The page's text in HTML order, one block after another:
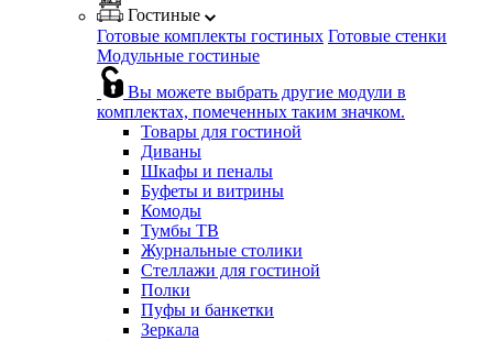
Гостиные
Готовые комплекты гостиных Готовые стенки
Модульные гостиные
Вы можете выбрать другие модули в
комплектах, помеченных таким значком.
Товары для гостиной
Диваны
Шкафы и пеналы
Буфеты и витрины
Комоды
Тумбы ТВ
Журнальные столики
Стеллажи для гостиной
Полки
Пуфы и банкетки
Зеркала